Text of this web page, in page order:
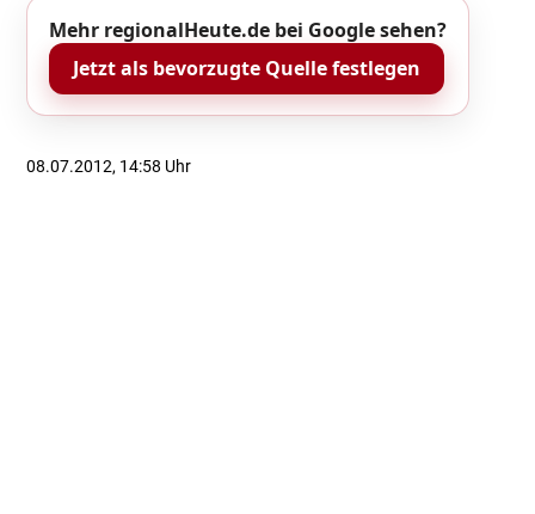
Mehr regionalHeute.de bei Google sehen?
Jetzt als bevorzugte Quelle festlegen
08.07.2012, 14:58 Uhr